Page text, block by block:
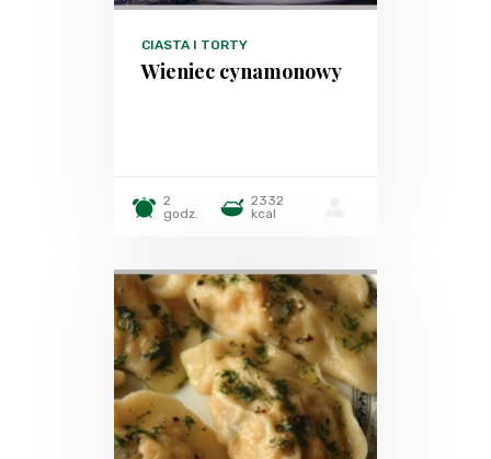
CIASTA I TORTY
Wieniec cynamonowy
2
godz.
2332
kcal